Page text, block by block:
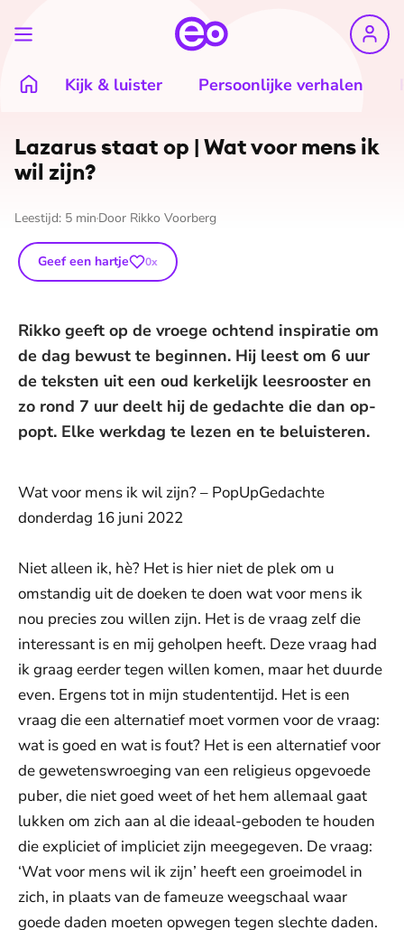
Kijk & luister Persoonlijke verhalen
Lazarus staat op | Wat voor mens ik
wil zijn?
Leestijd: 5 min Door Rikko Voorberg
Geef een hartje 0x
Rikko geeft op de vroege ochtend inspiratie om
de dag bewust te beginnen. Hij leest om 6 uur
de teksten uit een oud kerkelijk leesrooster en
zo rond 7 uur deelt hij de gedachte die dan op-
popt. Elke werkdag te lezen en te beluisteren.
Wat voor mens ik wil zijn? – PopUpGedachte
donderdag 16 juni 2022
Niet alleen ik, hè? Het is hier niet de plek om u
omstandig uit de doeken te doen wat voor mens ik
nou precies zou willen zijn. Het is de vraag zelf die
interessant is en mij geholpen heeft. Deze vraag had
ik graag eerder tegen willen komen, maar het duurde
even. Ergens tot in mijn studententijd. Het is een
vraag die een alternatief moet vormen voor de vraag:
wat is goed en wat is fout? Het is een alternatief voor
de gewetenswroeging van een religieus opgevoede
puber, die niet goed weet of het hem allemaal gaat
lukken om zich aan al die ideaal-geboden te houden
die expliciet of impliciet zijn meegegeven. De vraag:
‘Wat voor mens wil ik zijn’ heeft een groeimodel in
zich, in plaats van de fameuze weegschaal waar
goede daden moeten opwegen tegen slechte daden.